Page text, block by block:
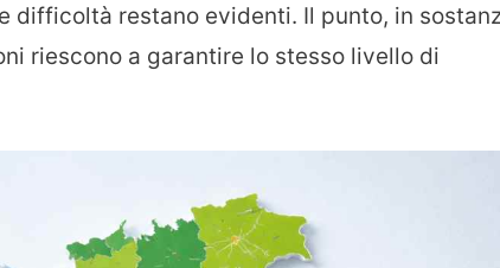
difficoltà restano evidenti. Il punto, in
riescono a garantire lo stesso livello di